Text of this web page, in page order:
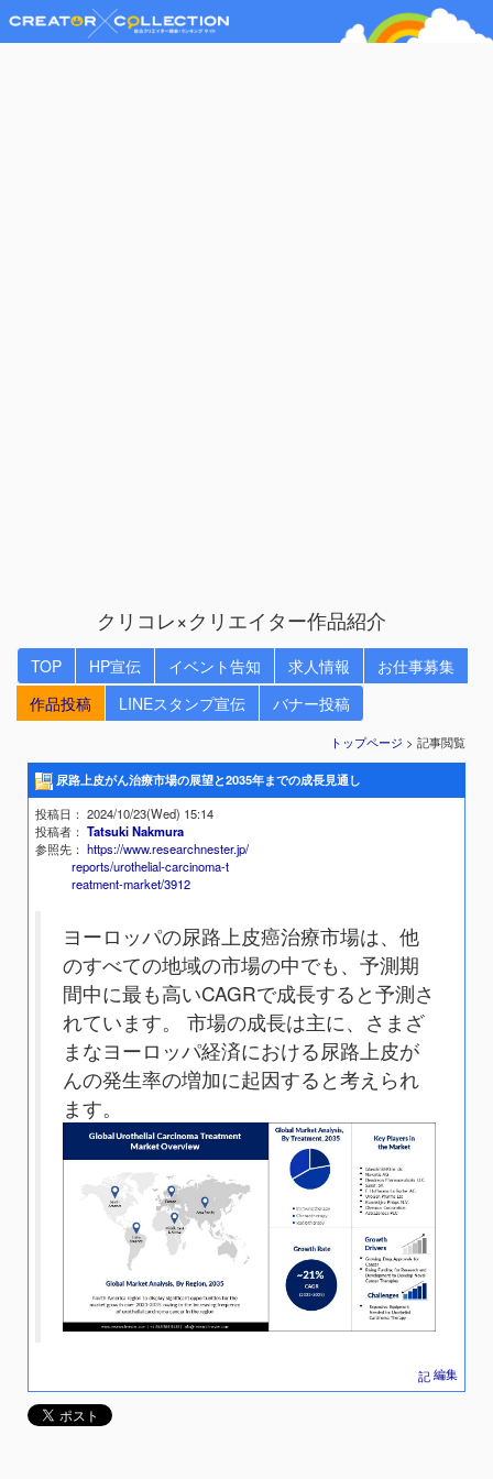
クリコレ×クリエイター作品紹介
TOP HP宣伝 イベント告知 求人情報
お仕事募集
作品投稿
LINEスタンプ宣伝 バナー投稿
トップページ > 記事閲覧
尿路上皮がん治療市場の展望と2035年までの成長見通し
投稿日 ： 2024/10/23(Wed) 15:14
投稿者 ：Tatsuki Nakmura
参照先 ：https://www.researchnester.jp/
reports/urothelial-carcinoma-t
reatment-market/3912
ヨーロッパの尿路上皮癌治療市場は、他
のすべての地域の市場の中でも、予測期
間中に最も高いCAGRで成長すると予測さ
れています。 市場の成長は主に、さまざ
まなヨーロッパ経済における尿路上皮が
んの発生率の増加に起因すると考えられ
ます。
編集